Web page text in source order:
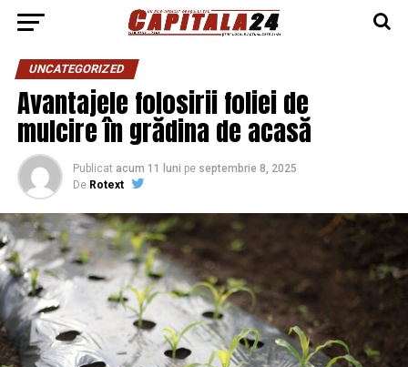
UNCATEGORIZED
Avantajele folosirii foliei de
mulcire în grădina de acasă
Publicat acum 11 luni pe septembrie 8, 2025
De Rotext